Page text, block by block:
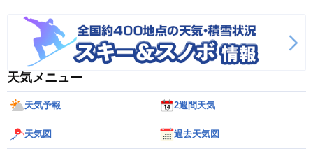
天気メニュー
天気予報 2週間天気
天気図 過去天気図